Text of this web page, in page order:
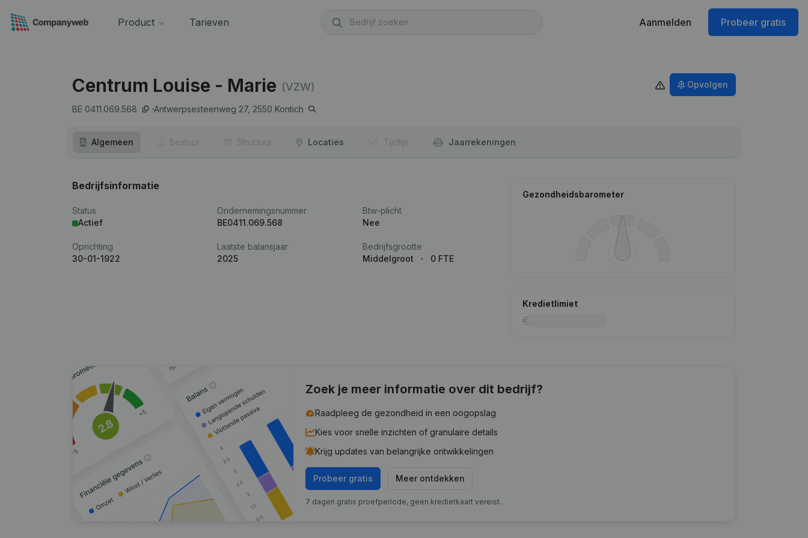
Product Tarieven Aanmelden Probeer gratis
Centrum Louise - Marie (VZW)
BE 0411.069.568 Antwerpsesteenweg 27, 2550 Kontich
Opvolgen
Algemeen Bestuur Structuur Locaties Tijdlijn Jaar­rekeningen
Bedrijfsinformatie
Status
Actief
Ondernemingsnummer
BE0411.069.568
Btw-plicht
Nee
Oprichting
30-01-1922
Laatste balansjaar
2025
Bedrijfsgrootte
Middelgroot
0 FTE
Gezondheidsbarometer
Kredietlimiet
Zoek je meer informatie over dit bedrijf?
Raadpleeg de gezondheid in een oogopslag
Kies voor snelle inzichten of granulaire details
Krijg updates van belangrijke ontwikkelingen
Probeer gratis Meer ontdekken
7 dagen gratis proefperiode, geen kredietkaart vereist.